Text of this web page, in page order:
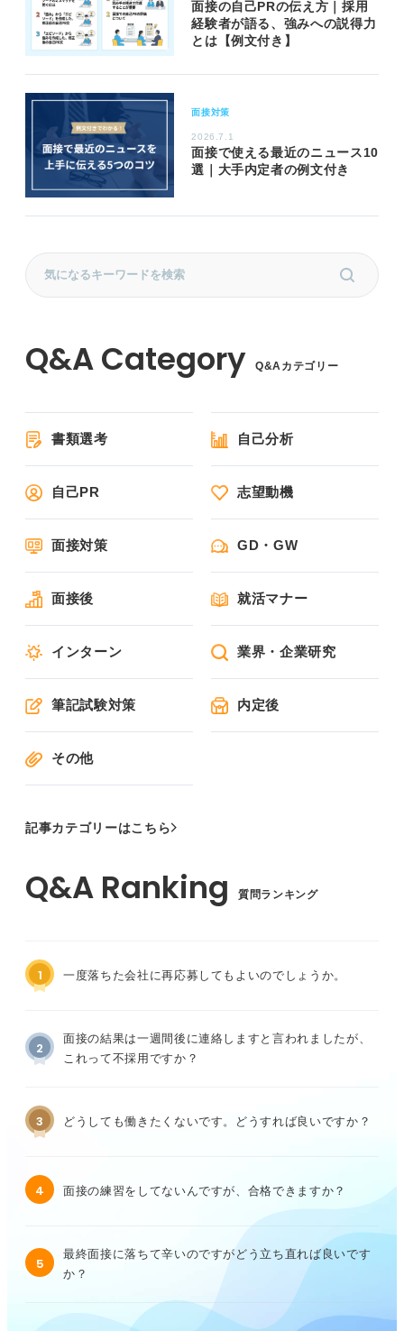
面接の自己PRの伝え方｜採用
経験者が語る、強みへの説得力
とは【例文付き】
面接対策
2026.7.1
面接で使える最近のニュース10
選｜大手内定者の例文付き
Q&Aカテゴリー
書類選考 自己分析
自己PR 志望動機
面接対策 GD・GW
面接後 就活マナー
インターン 業界・企業研究
筆記試験対策 内定後
その他
記事カテゴリーはこちら
質問ランキング
1 一度落ちた会社に再応募してもよいのでしょうか。
2
面接の結果は一週間後に連絡しますと言われましたが、
これって不採用ですか？
3 どうしても働きたくないです。どうすれば良いですか？
4 面接の練習をしてないんですが、合格できますか？
5
最終面接に落ちて辛いのですがどう立ち直れば良いです
か？